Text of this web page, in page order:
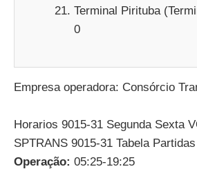
Terminal Pirituba
0
Empresa operadora: Consórcio
Horarios 9015-31 Segunda Sexta
SPTRANS 9015-31 Tabela Partidas
Operação: 05:25-19:25